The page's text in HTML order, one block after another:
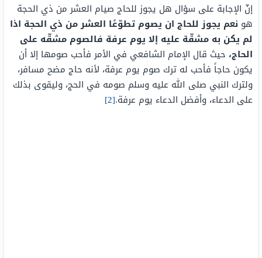
إنّ الإجابة على سؤال هل يجوز للحاج صيام العشر من ذي الحجة
هو نعم يجوز للحاج ان يصوم تطوّعًا العشر من ذي الحجة اذا
لم يكن به مشقّة عليه إلا يوم عرفة فالصوم مشقّه على
الحاج، حيث قال الإمام الشافعي في الأمر فأحب صومها إلا أن
يكون حاجاً فأحب له ترك صوم يوم عرفة، لأنه حاج مضح مسافر،
ولترك النبي صلى الله عليه وسلم صومه في الحج، وليقوى بذلك
على الدعاء، وأفضل الدعاء يوم عرفة.[2]